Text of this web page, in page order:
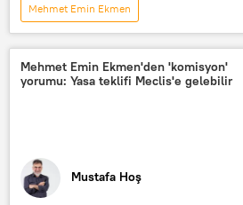
Mehmet Emin Ekmen
MUSTAFA HOŞ İLE YOL ARKADAŞI
Türkiye
Haberler
Ali Babacan
Mehmet Şimşek
RADYO
Mehmet Emin Ekmen'den 'komisyon'
yorumu: Yasa teklifi Meclis'e gelebilir
Mustafa Hoş